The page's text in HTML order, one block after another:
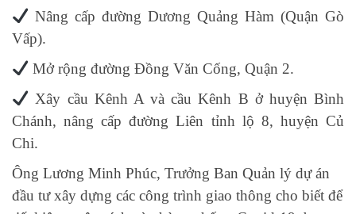
Nâng cấp đường Dương Quảng Hàm (Quận Gò
Vấp).
Mở rộng đường Đồng Văn Cống, Quận 2.
Xây cầu Kênh A và cầu Kênh B ở huyện Bình
Chánh, nâng cấp đường Liên tỉnh lộ 8, huyện Củ
Chi.
Ông Lương Minh Phúc, Trưởng Ban Quản lý dự án
đầu tư xây dựng các công trình giao thông cho biết để